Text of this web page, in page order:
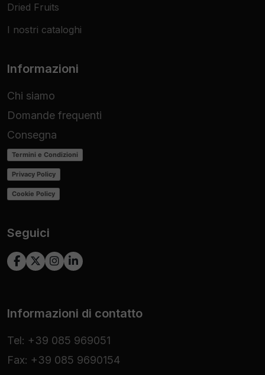
Dried Fruits
I nostri cataloghi
Informazioni
Chi siamo
Domande frequenti
Consegna
Termini e Condizioni
Privacy Policy
Cookie Policy
Seguici
Informazioni di contatto
Tel: +39 085 969051
Fax: +39 085 9690154